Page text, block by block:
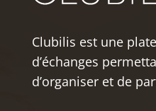
Clubilis est une
d’échanges
d’organiser et de